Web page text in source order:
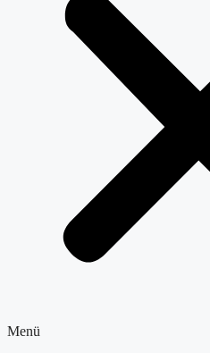
Menü